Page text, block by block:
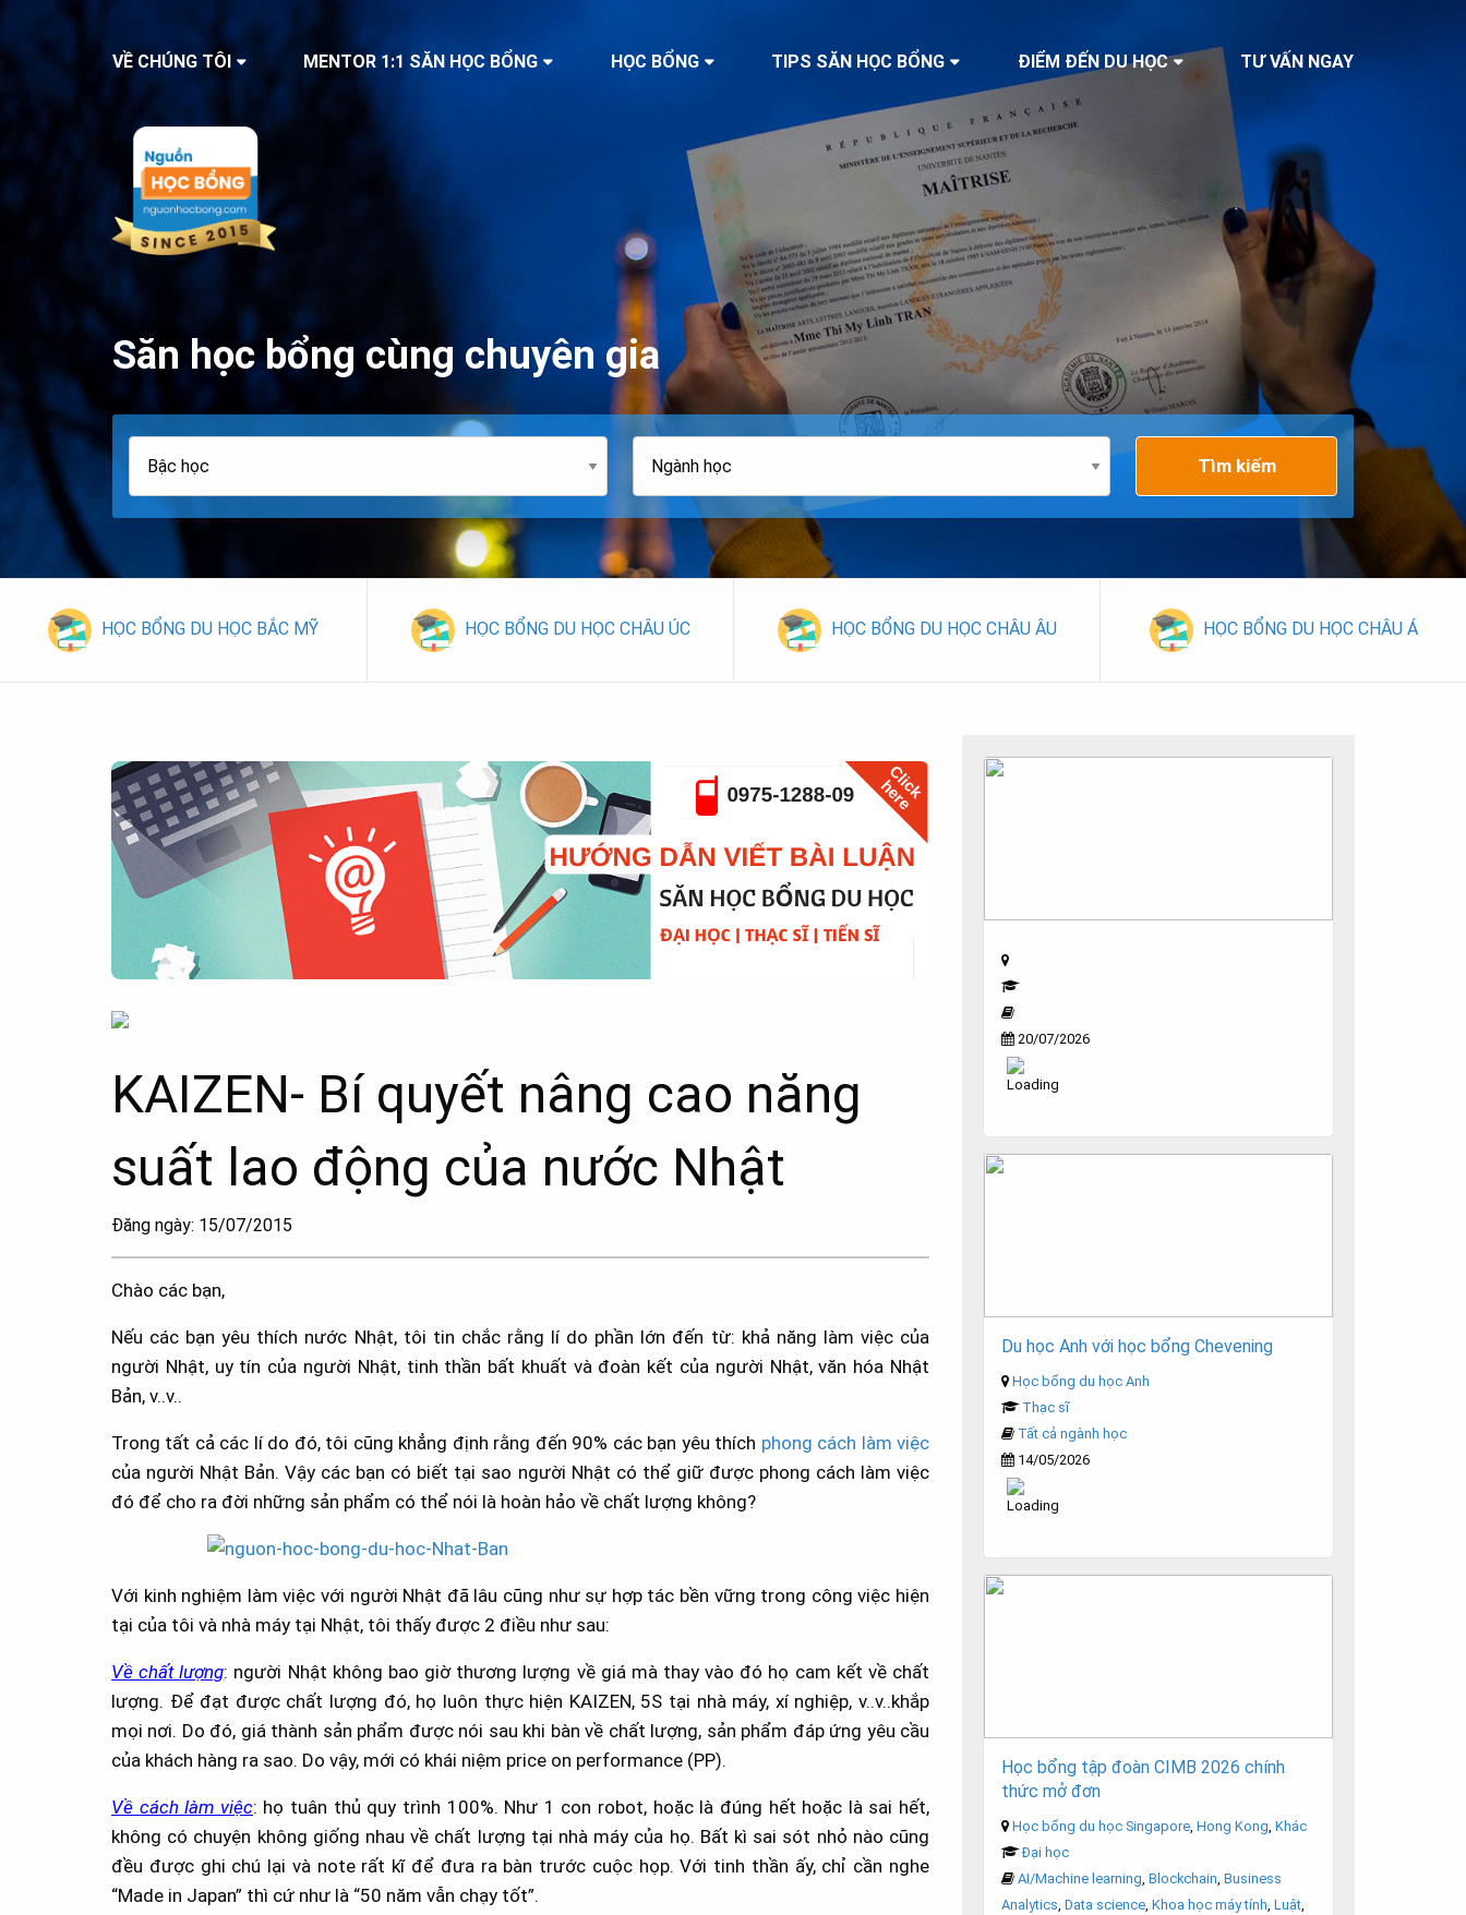
VỀ CHÚNG TÔI MENTOR 1:1 SĂN HỌC BỔNG HỌC BỔNG TIPS SĂN HỌC BỔNG ĐIỂM ĐẾN DU HỌC TƯ VẤN NGAY
Săn học bổng cùng chuyên gia
Tìm kiếm
HỌC BỔNG DU HỌC BẮC MỸ HỌC BỔNG DU HỌC CHÂU ÚC HỌC BỔNG DU HỌC CHÂU ÂU HỌC BỔNG DU HỌC CHÂU Á
KAIZEN- Bí quyết nâng cao năng
suất lao động của nước Nhật
Đăng ngày: 15/07/2015
Chào các bạn,
Nếu các bạn yêu thích nước Nhật, tôi tin chắc rằng lí do phần lớn đến từ: khả năng làm việc của
người Nhật, uy tín của người Nhật, tinh thần bất khuất và đoàn kết của người Nhật, văn hóa Nhật
Bản, v..v..
Trong tất cả các lí do đó, tôi cũng khẳng định rằng đến 90% các bạn yêu thích phong cách làm việc
của người Nhật Bản. Vậy các bạn có biết tại sao người Nhật có thể giữ được phong cách làm việc
đó để cho ra đời những sản phẩm có thể nói là hoàn hảo về chất lượng không?
Với kinh nghiệm làm việc với người Nhật đã lâu cũng như sự hợp tác bền vững trong công việc hiện
tại của tôi và nhà máy tại Nhật, tôi thấy được 2 điều như sau:
Về chất lượng: người Nhật không bao giờ thương lượng về giá mà thay vào đó họ cam kết về chất
lượng. Để đạt được chất lượng đó, họ luôn thực hiện KAIZEN, 5S tại nhà máy, xí nghiệp, v..v..khắp
mọi nơi. Do đó, giá thành sản phẩm được nói sau khi bàn về chất lượng, sản phẩm đáp ứng yêu cầu
của khách hàng ra sao. Do vậy, mới có khái niệm price on performance (PP).
Về cách làm việc: họ tuân thủ quy trình 100%. Như 1 con robot, hoặc là đúng hết hoặc là sai hết,
không có chuyện không giống nhau về chất lượng tại nhà máy của họ. Bất kì sai sót nhỏ nào cũng
đều được ghi chú lại và note rất kĩ để đưa ra bàn trước cuộc họp. Với tinh thần ấy, chỉ cần nghe
“Made in Japan” thì cứ như là “50 năm vẫn chạy tốt”.
20/07/2026
Du học Anh với học bổng Chevening
Học bổng du học Anh
Thạc sĩ
Tất cả ngành học
14/05/2026
Học bổng tập đoàn CIMB 2026 chính
thức mở đơn
Học bổng du học Singapore, Hong Kong, Khác
Đại học
AI/Machine learning, Blockchain, Business
Analytics, Data science, Khoa học máy tính, Luật,